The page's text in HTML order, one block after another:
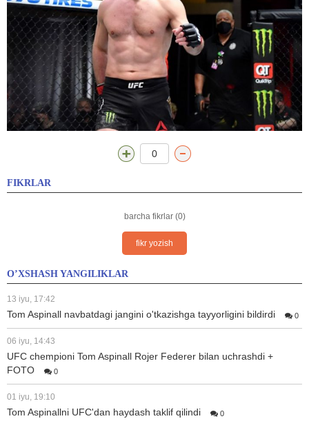
0
FIKRLAR
barcha fikrlar (0)
fikr yozish
O’XSHASH YANGILIKLAR
13 iyu, 17:42
Tom Aspinall navbatdagi jangini o'tkazishga tayyorligini bildirdi 0
06 iyu, 14:43
UFC chempioni Tom Aspinall Rojer Federer bilan uchrashdi +
FOTO
0
01 iyu, 19:10
Tom Aspinallni UFC'dan haydash taklif qilindi 0